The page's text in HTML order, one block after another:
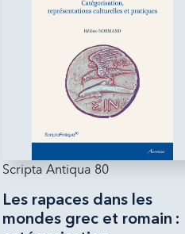
Scripta Antiqua 80
Les rapaces dans les
mondes grec et romain :